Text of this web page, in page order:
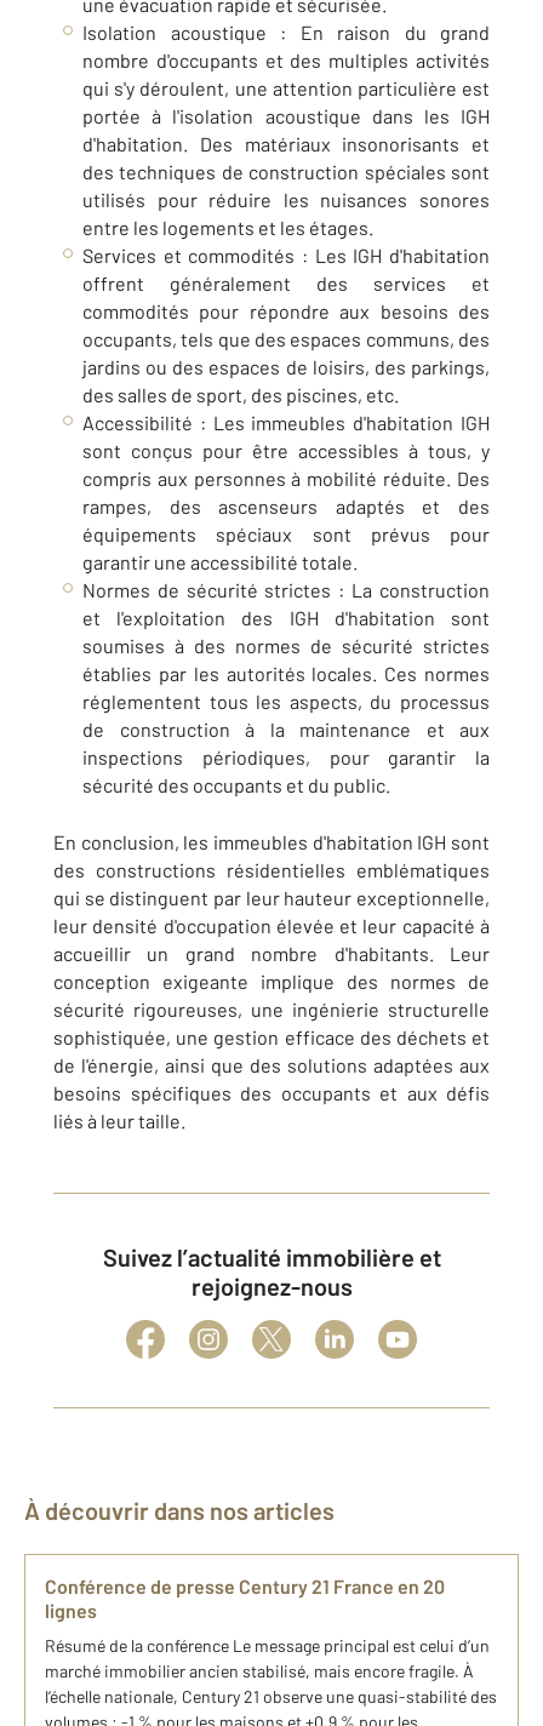
Isolation acoustique : En raison du grand
nombre d'occupants et des multiples activités
qui s'y déroulent, une attention particulière est
portée à l'isolation acoustique dans les IGH
d'habitation. Des matériaux insonorisants et
des techniques de construction spéciales sont
utilisés pour réduire les nuisances sonores
entre les logements et les étages.
Services et commodités : Les IGH d'habitation
offrent généralement des services et
commodités pour répondre aux besoins des
occupants, tels que des espaces communs, des
jardins ou des espaces de loisirs, des parkings,
des salles de sport, des piscines, etc.
Accessibilité : Les immeubles d'habitation IGH
sont conçus pour être accessibles à tous, y
compris aux personnes à mobilité réduite. Des
rampes, des ascenseurs adaptés et des
équipements spéciaux sont prévus pour
garantir une accessibilité totale.
Normes de sécurité strictes : La construction
et l'exploitation des IGH d'habitation sont
soumises à des normes de sécurité strictes
établies par les autorités locales. Ces normes
réglementent tous les aspects, du processus
de construction à la maintenance et aux
inspections périodiques, pour garantir la
sécurité des occupants et du public.
En conclusion, les immeubles d'habitation IGH sont
des constructions résidentielles emblématiques
qui se distinguent par leur hauteur exceptionnelle,
leur densité d'occupation élevée et leur capacité à
accueillir un grand nombre d'habitants. Leur
conception exigeante implique des normes de
sécurité rigoureuses, une ingénierie structurelle
sophistiquée, une gestion efficace des déchets et
de l'énergie, ainsi que des solutions adaptées aux
besoins spécifiques des occupants et aux défis
liés à leur taille.
Suivez l’actualité immobilière et
rejoignez-nous
À découvrir dans nos articles
Conférence de presse Century 21 France en 20
lignes
Résumé de la conférence Le message principal est celui d’un
marché immobilier ancien stabilisé, mais encore fragile. À
l’échelle nationale, Century 21 observe une quasi-stabilité des
volumes : -1 % pour les maisons et +0,9 % pour les